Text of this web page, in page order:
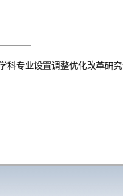
科专业设置调整优化改革研究